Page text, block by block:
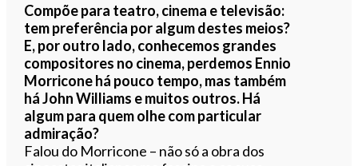
Compõe para teatro, cinema e televisão:
tem preferência por algum destes meios?
E, por outro lado, conhecemos grandes
compositores no cinema, perdemos Ennio
Morricone há pouco tempo, mas também
há John Williams e muitos outros. Há
algum para quem olhe com particular
admiração?
Falou do Morricone – não só a obra dos